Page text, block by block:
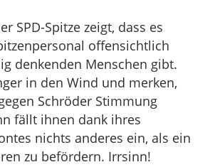
SPD-Spitze zeigt, dass es
offensichtlich
denkenden Menschen gibt.
in den Wind und merken,
Schröder Stimmung
fällt ihnen dank ihres
nichts anderes ein, als ein
zu befördern. Irrsinn!